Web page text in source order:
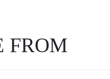
FROM